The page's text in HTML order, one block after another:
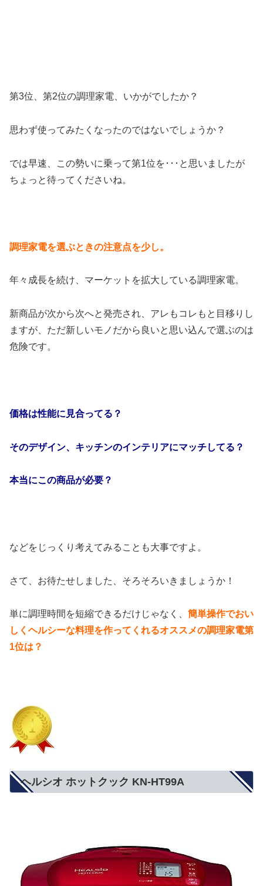
第3位、第2位の調理家電、いかがでしたか？
思わず使ってみたくなったのではないでしょうか？
では早速、この勢いに乗って第1位を･･･と思いましたが
ちょっと待ってくださいね。
調理家電を選ぶときの注意点を少し。
年々成長を続け、マーケットを拡大している調理家電。
新商品が次から次へと発売され、アレもコレもと目移りし
ますが、ただ新しいモノだから良いと思い込んで選ぶのは
危険です。
価格は性能に見合ってる？
そのデザイン、キッチンのインテリアにマッチしてる？
本当にこの商品が必要？
などをじっくり考えてみることも大事ですよ。
さて、お待たせしました、そろそろいきましょうか！
単に調理時間を短縮できるだけじゃなく、 簡単操作でおい
しくヘルシーな料理を作ってくれるオススメの調理家電第
1位は？
ヘルシオ ホットクック KN-HT99A